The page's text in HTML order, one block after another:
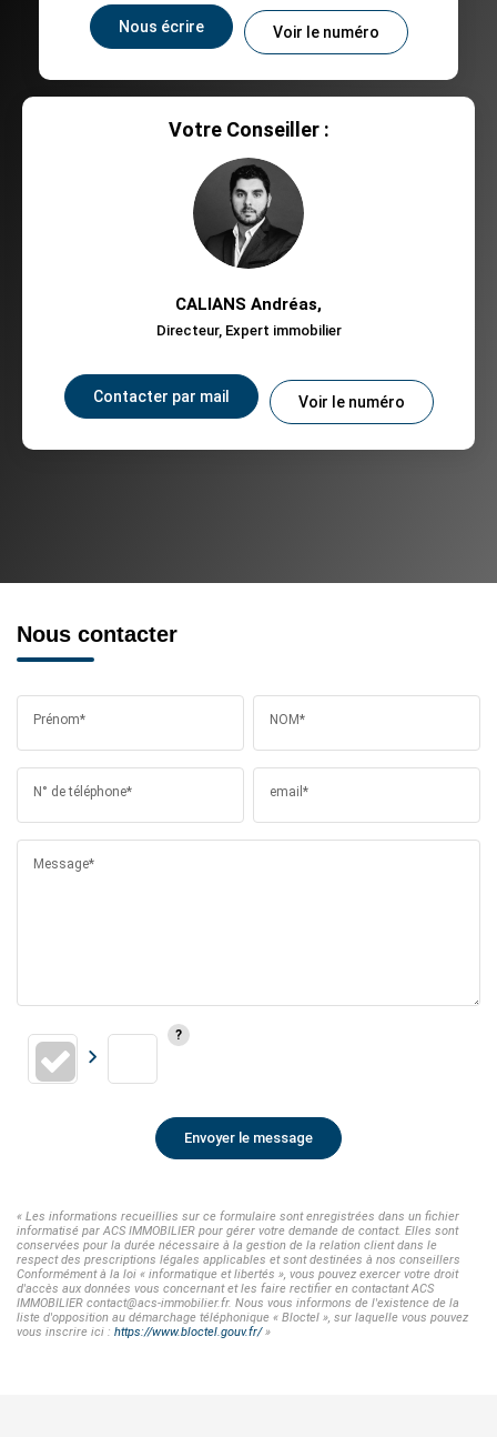
Nous écrire Voir le numéro
Votre Conseiller :
CALIANS Andréas,
Directeur, Expert immobilier
Contacter par mail Voir le numéro
Nous contacter
Prénom* NOM*
N° de téléphone* email*
Message*
Envoyer le message
« Les informations recueillies sur ce formulaire sont enregistrées dans un fichier
informatisé par ACS IMMOBILIER pour gérer votre demande de contact. Elles sont
conservées pour la durée nécessaire à la gestion de la relation client dans le
respect des prescriptions légales applicables et sont destinées à nos conseillers
Conformément à la loi « informatique et libertés », vous pouvez exercer votre droit
d'accès aux données vous concernant et les faire rectifier en contactant ACS
IMMOBILIER contact@acs-immobilier.fr. Nous vous informons de l'existence de la
liste d'opposition au démarchage téléphonique « Bloctel », sur laquelle vous pouvez
vous inscrire ici : https://www.bloctel.gouv.fr/»